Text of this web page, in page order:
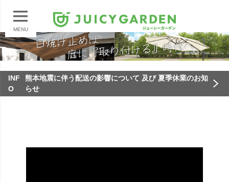
MENU
INF
O
熊本地震に伴う配送の影響について 及び 夏季休業のお知
らせ